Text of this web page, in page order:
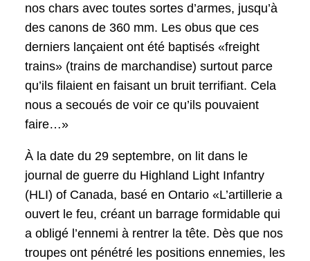
nos chars avec toutes sortes d’armes, jusqu’à
des canons de 360 mm. Les obus que ces
derniers lançaient ont été baptisés «freight
trains» (trains de marchandise) surtout parce
qu’ils filaient en faisant un bruit terrifiant. Cela
nous a secoués de voir ce qu’ils pouvaient
faire…»
À la date du 29 septembre, on lit dans le
journal de guerre du Highland Light Infantry
(HLI) of Canada, basé en Ontario «L’artillerie a
ouvert le feu, créant un barrage formidable qui
a obligé l’ennemi à rentrer la tête. Dès que nos
troupes ont pénétré les positions ennemies, les